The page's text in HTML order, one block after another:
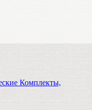
Комплекты,